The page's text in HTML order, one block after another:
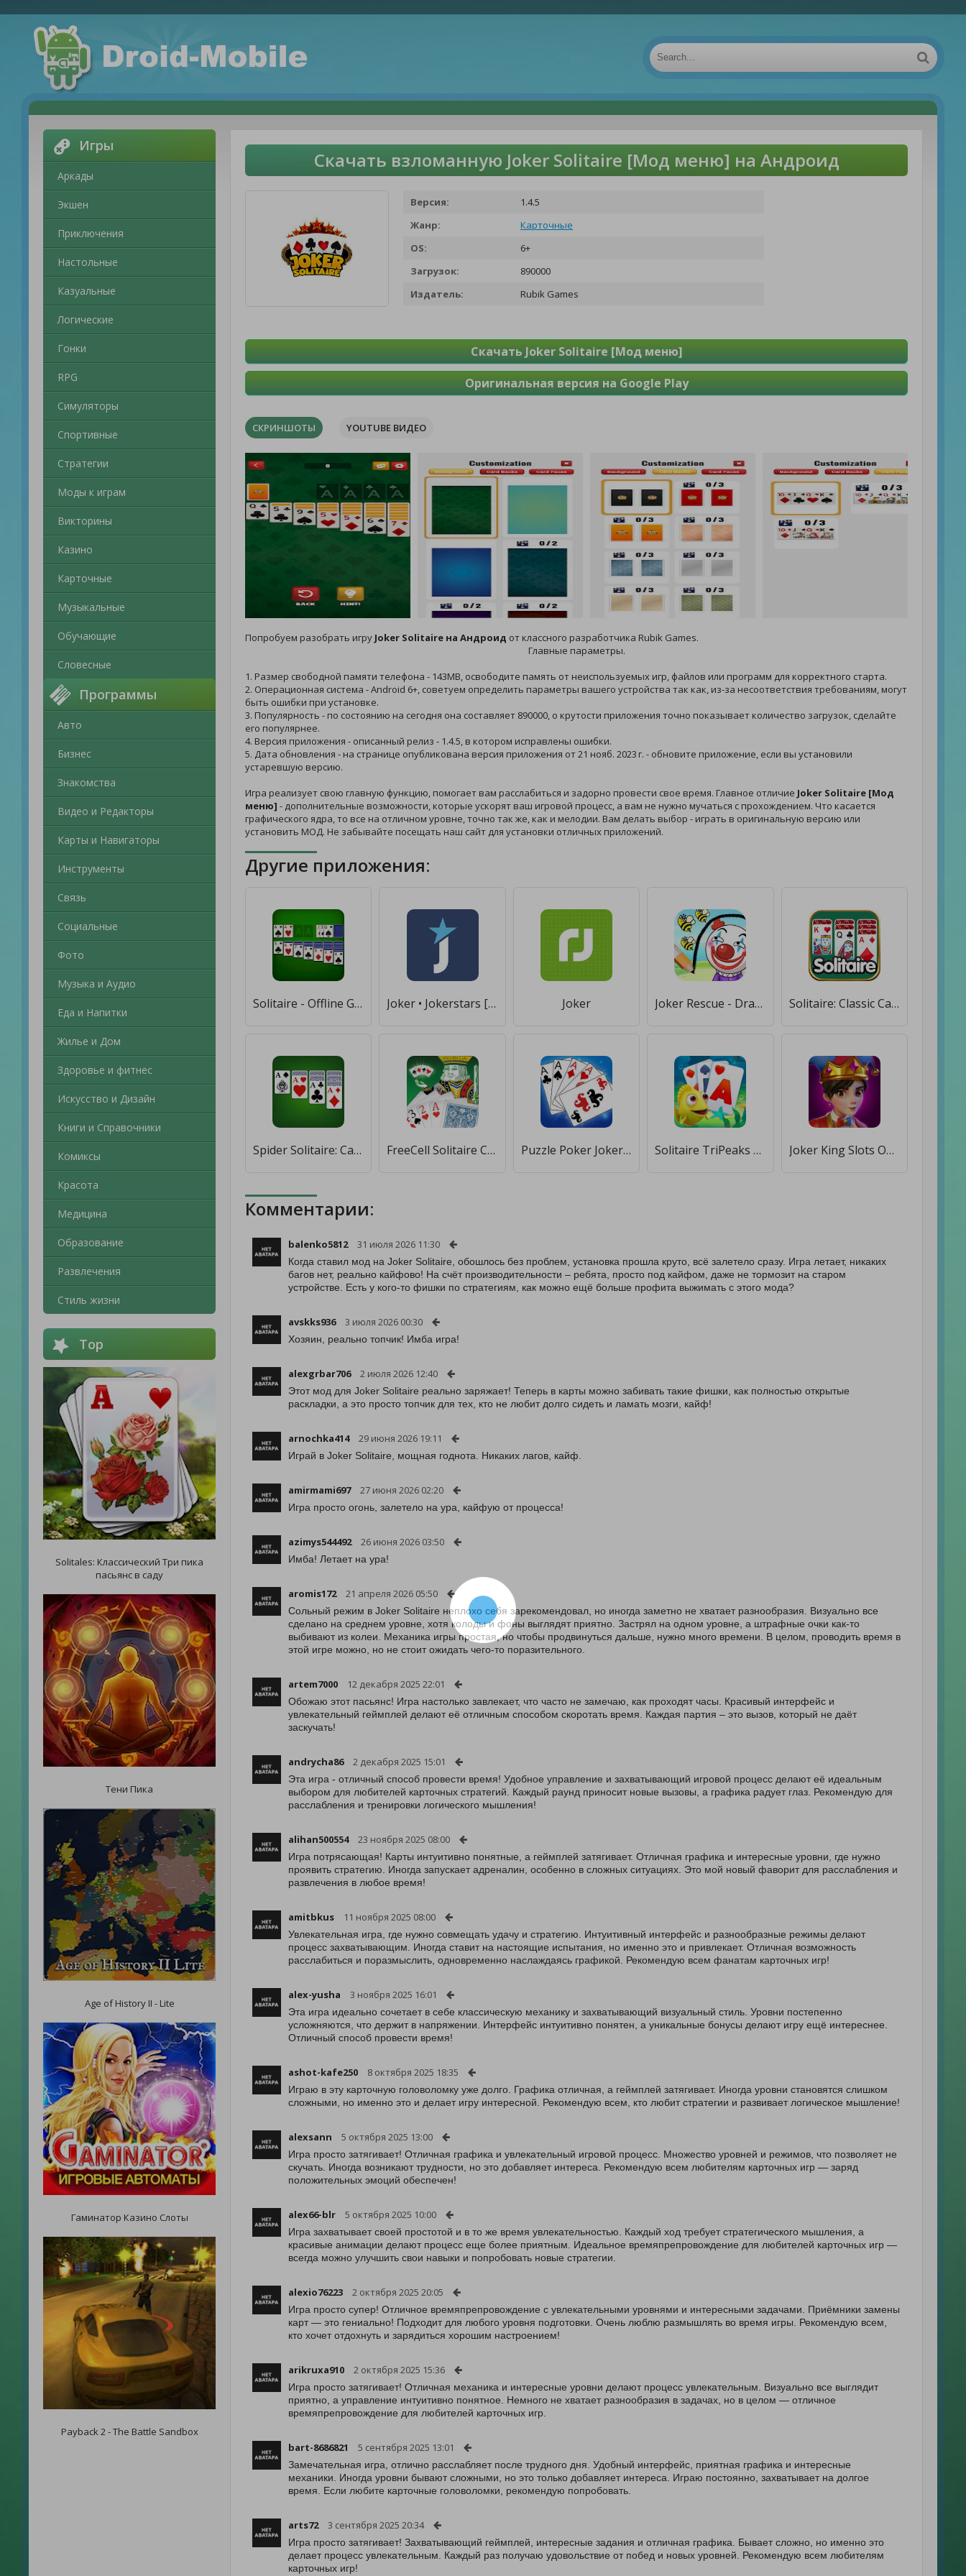
Игры
Аркады
Экшен
Приключения
Настольные
Казуальные
Логические
Гонки
RPG
Симуляторы
Спортивные
Стратегии
Моды к играм
Викторины
Казино
Карточные
Музыкальные
Обучающие
Словесные
Программы
Авто
Бизнес
Знакомства
Видео и Редакторы
Карты и Навигаторы
Инструменты
Связь
Социальные
Фото
Музыка и Аудио
Еда и Напитки
Жилье и Дом
Здоровье и фитнес
Искусство и Дизайн
Книги и Справочники
Комиксы
Красота
Медицина
Образование
Развлечения
Стиль жизни
Top
Solitales: Классический Три пика
пасьянс в саду
Тени Пика
Age of History II - Lite
Гаминатор Казино Слоты
Payback 2 - The Battle Sandbox
Скачать взломанную Joker Solitaire [Мод меню] на Андроид
Версия:
1.4.5
Жанр:
Карточные
OS:
6+
Загрузок:
890000
Издатель:
Rubik Games
Скачать Joker Solitaire [Мод меню]
Оригинальная версия на Google Play
СКРИНШОТЫ YOUTUBE ВИДЕО
Попробуем разобрать игру Joker Solitaire на Андроид от классного разработчика Rubik Games.
Главные параметры.
1. Размер свободной памяти телефона - 143MB, освободите память от неиспользуемых игр, файлов или программ для корректного старта.
2. Операционная система - Android 6+, советуем определить параметры вашего устройства так как, из-за несоответствия требованиям, могут
быть ошибки при установке.
3. Популярность - по состоянию на сегодня она составляет 890000, о крутости приложения точно показывает количество загрузок, сделайте
его популярнее.
4. Версия приложения - описанный релиз - 1.4.5, в котором исправлены ошибки.
5. Дата обновления - на странице опубликована версия приложения от 21 нояб. 2023 г. - обновите приложение, если вы установили
устаревшую версию.
Игра реализует свою главную функцию, помогает вам расслабиться и задорно провести свое время. Главное отличие Joker Solitaire [Мод
меню] - дополнительные возможности, которые ускорят ваш игровой процесс, а вам не нужно мучаться с прохождением. Что касается
графического ядра, то все на отличном уровне, точно так же, как и мелодии. Вам делать выбор - играть в оригинальную версию или
установить МОД. Не забывайте посещать наш сайт для установки отличных приложений.
Другие приложения:
Solitaire - Offline Games [Мод меню] Joker • Jokerstars [Бесплатные покупки] Joker Joker Rescue - Draw to Save [Много монет] Solitaire: Classic Card Games [Мод меню]
Spider Solitaire: Card Games [Мод меню] FreeCell Solitaire Classic [Мод меню] Puzzle Poker Joker's Wild [Много монет] Solitaire TriPeaks Fish [Мод меню] Joker King Slots Online [Много денег]
Комментарии:
balenko5812 31 июля 2026 11:30
Когда ставил мод на Joker Solitaire, обошлось без проблем, установка прошла круто, всё залетело сразу. Игра летает, никаких
багов нет, реально кайфово! На счёт производительности – ребята, просто под кайфом, даже не тормозит на старом
устройстве. Есть у кого-то фишки по стратегиям, как можно ещё больше профита выжимать с этого мода?
avskks936 3 июля 2026 00:30
Хозяин, реально топчик! Имба игра!
alexgrbar706 2 июля 2026 12:40
Этот мод для Joker Solitaire реально заряжает! Теперь в карты можно забивать такие фишки, как полностью открытые
раскладки, а это просто топчик для тех, кто не любит долго сидеть и ламать мозги, кайф!
arnochka414 29 июня 2026 19:11
Играй в Joker Solitaire, мощная годнота. Никаких лагов, кайф.
amirmami697 27 июня 2026 02:20
Игра просто огонь, залетело на ура, кайфую от процесса!
azimys544492 26 июня 2026 03:50
Имба! Летает на ура!
aromis172 21 апреля 2026 05:50
Сольный режим в Joker Solitaire неплохо себя зарекомендовал, но иногда заметно не хватает разнообразия. Визуально все
сделано на среднем уровне, хотя колоды и фоны выглядят приятно. Застрял на одном уровне, а штрафные очки как-то
выбивают из колеи. Механика игры простая, но чтобы продвинуться дальше, нужно много времени. В целом, проводить время в
этой игре можно, но не стоит ожидать чего-то поразительного.
artem7000 12 декабря 2025 22:01
Обожаю этот пасьянс! Игра настолько завлекает, что часто не замечаю, как проходят часы. Красивый интерфейс и
увлекательный геймплей делают её отличным способом скоротать время. Каждая партия – это вызов, который не даёт
заскучать!
andrycha86 2 декабря 2025 15:01
Эта игра - отличный способ провести время! Удобное управление и захватывающий игровой процесс делают её идеальным
выбором для любителей карточных стратегий. Каждый раунд приносит новые вызовы, а графика радует глаз. Рекомендую для
расслабления и тренировки логического мышления!
alihan500554 23 ноября 2025 08:00
Игра потрясающая! Карты интуитивно понятные, а геймплей затягивает. Отличная графика и интересные уровни, где нужно
проявить стратегию. Иногда запускает адреналин, особенно в сложных ситуациях. Это мой новый фаворит для расслабления и
развлечения в любое время!
amitbkus 11 ноября 2025 08:00
Увлекательная игра, где нужно совмещать удачу и стратегию. Интуитивный интерфейс и разнообразные режимы делают
процесс захватывающим. Иногда ставит на настоящие испытания, но именно это и привлекает. Отличная возможность
расслабиться и поразмыслить, одновременно наслаждаясь графикой. Рекомендую всем фанатам карточных игр!
alex-yusha 3 ноября 2025 16:01
Эта игра идеально сочетает в себе классическую механику и захватывающий визуальный стиль. Уровни постепенно
усложняются, что держит в напряжении. Интерфейс интуитивно понятен, а уникальные бонусы делают игру ещё интереснее.
Отличный способ провести время!
ashot-kafe250 8 октября 2025 18:35
Играю в эту карточную головоломку уже долго. Графика отличная, а геймплей затягивает. Иногда уровни становятся слишком
сложными, но именно это и делает игру интересной. Рекомендую всем, кто любит стратегии и развивает логическое мышление!
alexsann 5 октября 2025 13:00
Игра просто затягивает! Отличная графика и увлекательный игровой процесс. Множество уровней и режимов, что позволяет не
скучать. Иногда возникают трудности, но это добавляет интереса. Рекомендую всем любителям карточных игр — заряд
положительных эмоций обеспечен!
alex66-blr 5 октября 2025 10:00
Игра захватывает своей простотой и в то же время увлекательностью. Каждый ход требует стратегического мышления, а
красивые анимации делают процесс еще более приятным. Идеальное времяпрепровождение для любителей карточных игр —
всегда можно улучшить свои навыки и попробовать новые стратегии.
alexio76223 2 октября 2025 20:05
Игра просто супер! Отличное времяпрепровождение с увлекательными уровнями и интересными задачами. Приёмники замены
карт — это гениально! Подходит для любого уровня подготовки. Очень люблю размышлять во время игры. Рекомендую всем,
кто хочет отдохнуть и зарядиться хорошим настроением!
arikruxa910 2 октября 2025 15:36
Игра просто затягивает! Отличная механика и интересные уровни делают процесс увлекательным. Визуально все выглядит
приятно, а управление интуитивно понятное. Немного не хватает разнообразия в задачах, но в целом — отличное
времяпрепровождение для любителей карточных игр.
bart-8686821 5 сентября 2025 13:01
Замечательная игра, отлично расслабляет после трудного дня. Удобный интерфейс, приятная графика и интересные
механики. Иногда уровни бывают сложными, но это только добавляет интереса. Играю постоянно, захватывает на долгое
время. Если любите карточные головоломки, рекомендую попробовать.
arts72 3 сентября 2025 20:34
Игра просто затягивает! Захватывающий геймплей, интересные задания и отличная графика. Бывает сложно, но именно это
делает процесс увлекательным. Каждый раз получаю удовольствие от побед и новых уровней. Рекомендую всем любителям
карточных игр!